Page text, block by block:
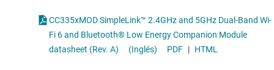
CC335xMOD SimpleLink™ 2.4GHz and 5GHz Dual-Band Wi-
Fi 6 and Bluetooth® Low Energy Companion Module
datasheet (Rev. A)
(Inglés) PDF | HTML